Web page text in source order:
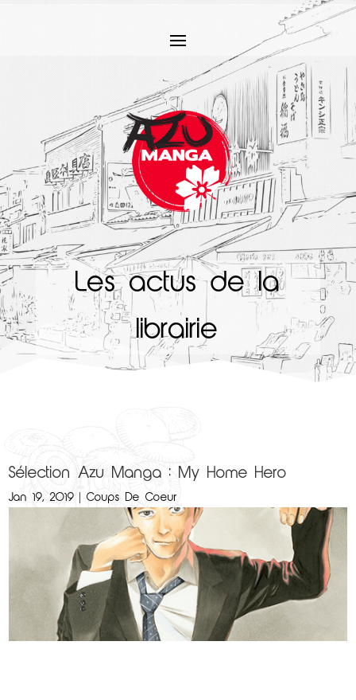
Les actus de la
librairie
Sélection Azu Manga : My Home Hero
Jan 19, 2019 |Coups De Coeur